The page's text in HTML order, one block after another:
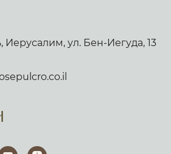
Иерусалим, ул. Бен-Иегуда, 13